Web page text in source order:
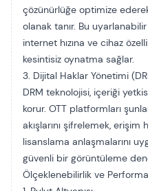
çözünürlüğe optimize
olanak tanır. Bu
internet hızına ve cihaz
kesintisiz oynatma sağlar.
3. Dijital Haklar Yönetimi
DRM teknolojisi, içeriği
korur. OTT platformları
akışlarını şifrelemek, erişim
lisanslama anlaşmalarını
güvenli bir görüntüleme
Ölçeklenebilirlik ve